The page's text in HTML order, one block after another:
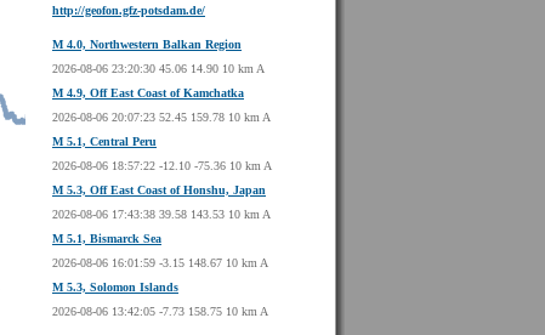
http://geofon.gfz-potsdam.de/
M 4.0, Northwestern Balkan Region
2026-08-06 23:20:30 45.06 14.90 10 km A
M 4.9, Off East Coast of Kamchatka
2026-08-06 20:07:23 52.45 159.78 10 km A
M 5.1, Central Peru
2026-08-06 18:57:22 -12.10 -75.36 10 km A
M 5.3, Off East Coast of Honshu, Japan
2026-08-06 17:43:38 39.58 143.53 10 km A
M 5.1, Bismarck Sea
2026-08-06 16:01:59 -3.15 148.67 10 km A
M 5.3, Solomon Islands
2026-08-06 13:42:05 -7.73 158.75 10 km A